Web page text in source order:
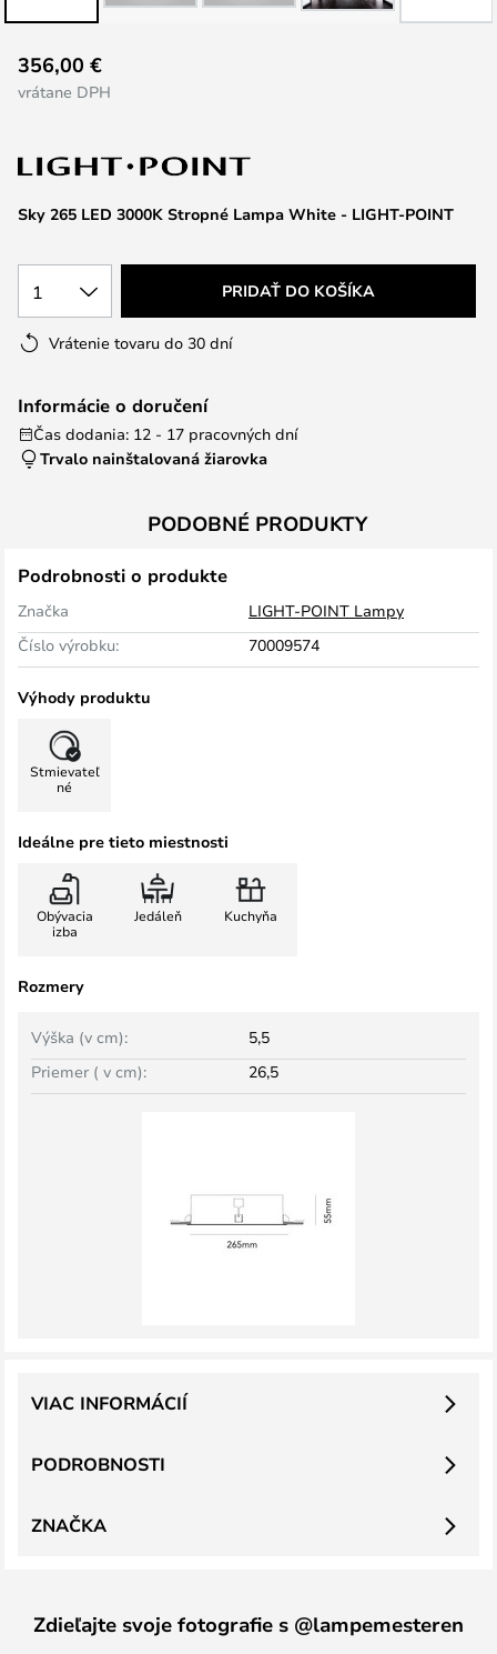
na
začiatok
obrázkov
Sky 265 LED 3000K Stropné Lampa White - LIGHT-POINT
356,00 €
vrátane DPH
1 PRIDAŤ DO KOŠÍKA
Vrátenie tovaru do 30 dní
Informácie o doručení
Čas dodania: 12 - 17 pracovných dní
Trvalo nainštalovaná žiarovka
PODOBNÉ PRODUKTY
Podrobnosti o produkte
Značka
LIGHT-POINT Lampy
Číslo výrobku:
70009574
Výhody produktu
Stmievateľ
né
Ideálne pre tieto miestnosti
Obývacia
izba
Jedáleň Kuchyňa
Rozmery
Výška (v cm):
5,5
Priemer ( v cm):
26,5
PODROBNOSTI
VIAC INFORMÁCIÍ
ZNAČKA
Zdieľajte svoje fotografie s @lampemesteren